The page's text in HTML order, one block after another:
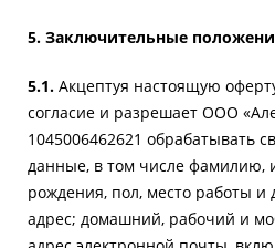
5. Заключительные
5.1. Акцептуя настоящую
согласие и разрешает ООО
1045006462621 обрабатывать
данные, в том числе фамилию,
рождения, пол, место работы и
адрес; домашний, рабочий и